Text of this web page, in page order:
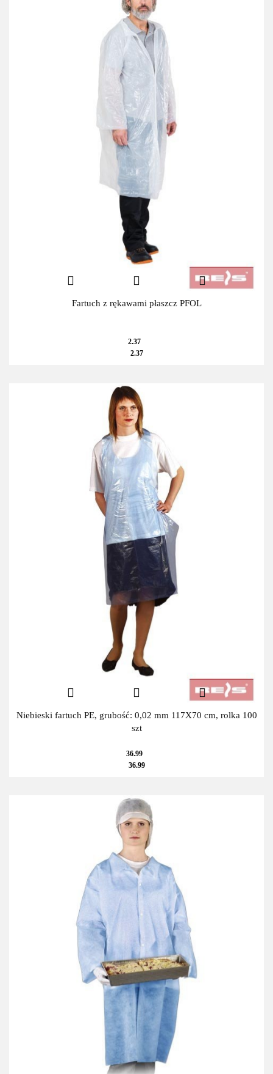
Fartuch z rękawami płaszcz PFOL
2.37
2.37
Niebieski fartuch PE, grubość: 0,02 mm 117X70 cm, rolka 100
szt
36.99
36.99